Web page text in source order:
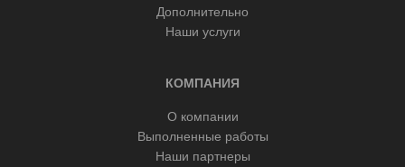
Дополнительно
Наши услуги
КОМПАНИЯ
О компании
Выполненные работы
Наши партнеры